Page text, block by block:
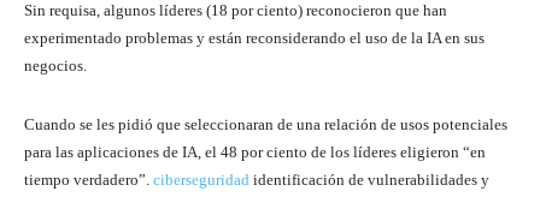
Sin requisa, algunos líderes (18 por ciento) reconocieron que han
experimentado problemas y están reconsiderando el uso de la IA en sus
negocios.
Cuando se les pidió que seleccionaran de una relación de usos potenciales
para las aplicaciones de IA, el 48 por ciento de los líderes eligieron “en
tiempo verdadero”. ciberseguridad identificación de vulnerabilidades y